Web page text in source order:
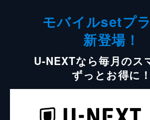
モバイルsetプ
新登場！
U-NEXTなら毎月のス
ずっとお得に！